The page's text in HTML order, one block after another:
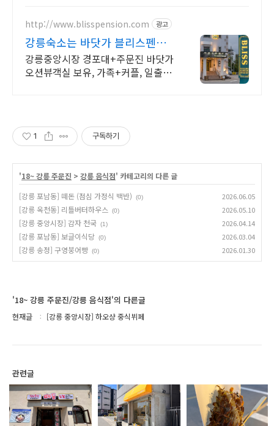
http://www.blisspension.com 광고
강릉숙소는 바닷가 블리스펜션
강원도 강릉 바닷가펜션
강릉중앙시장 경포대+주문진 바닷가
오션뷰객실 보유, 가족+커플, 일출
1 구독하기
'18~ 강릉 주문진 > 강릉 음식점' 카테고리의 다른 글
[강릉 포남동] 떼돈 (점심 가정식 백반)
(0) 2026.06.05
[강릉 옥천동] 리틀버터하우스 (0) 2026.05.10
[강릉 중앙시장] 감자 천국 (1) 2026.04.14
[강릉 포남동] 보글이식당 (0) 2026.03.04
[강릉 송정] 구영붕어빵 (0) 2026.01.30
'18~ 강릉 주문진/강릉 음식점'의 다른글
현재글 [강릉 중앙시장] 하오샹 중식뷔페
관련글